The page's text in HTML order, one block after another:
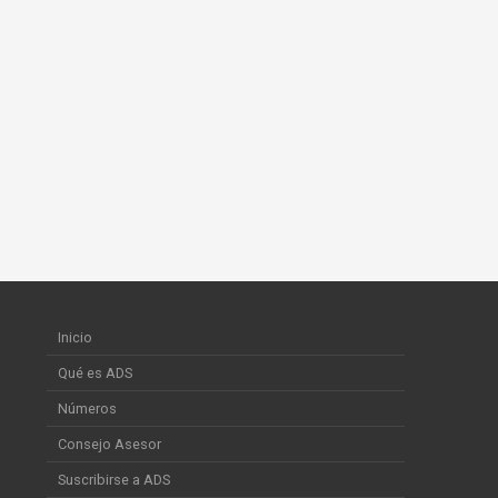
Inicio
Qué es ADS
Números
Consejo Asesor
Suscribirse a ADS